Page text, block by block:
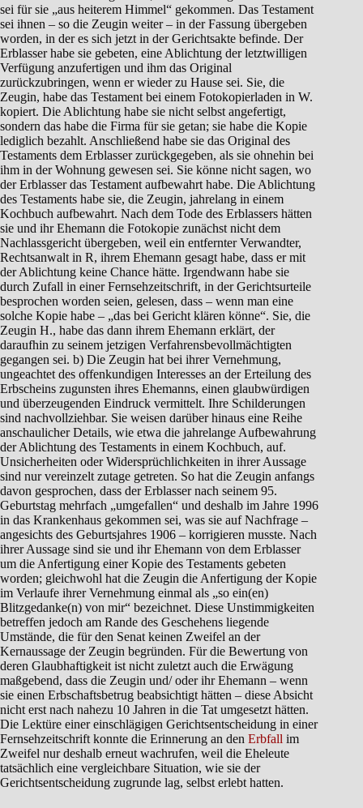
sei für sie „aus heiterem Himmel“ gekommen. Das Testament
sei ihnen – so die Zeugin weiter – in der Fassung übergeben
worden, in der es sich jetzt in der Gerichtsakte befinde. Der
Erblasser habe sie gebeten, eine Ablichtung der letztwilligen
Verfügung anzufertigen und ihm das Original
zurückzubringen, wenn er wieder zu Hause sei. Sie, die
Zeugin, habe das Testament bei einem Fotokopierladen in W.
kopiert. Die Ablichtung habe sie nicht selbst angefertigt,
sondern das habe die Firma für sie getan; sie habe die Kopie
lediglich bezahlt. Anschließend habe sie das Original des
Testaments dem Erblasser zurückgegeben, als sie ohnehin bei
ihm in der Wohnung gewesen sei. Sie könne nicht sagen, wo
der Erblasser das Testament aufbewahrt habe. Die Ablichtung
des Testaments habe sie, die Zeugin, jahrelang in einem
Kochbuch aufbewahrt. Nach dem Tode des Erblassers hätten
sie und ihr Ehemann die Fotokopie zunächst nicht dem
Nachlassgericht übergeben, weil ein entfernter Verwandter,
Rechtsanwalt in R, ihrem Ehemann gesagt habe, dass er mit
der Ablichtung keine Chance hätte. Irgendwann habe sie
durch Zufall in einer Fernsehzeitschrift, in der Gerichtsurteile
besprochen worden seien, gelesen, dass – wenn man eine
solche Kopie habe – „das bei Gericht klären könne“. Sie, die
Zeugin H., habe das dann ihrem Ehemann erklärt, der
daraufhin zu seinem jetzigen Verfahrensbevollmächtigten
gegangen sei. b) Die Zeugin hat bei ihrer Vernehmung,
ungeachtet des offenkundigen Interesses an der Erteilung des
Erbscheins zugunsten ihres Ehemanns, einen glaubwürdigen
und überzeugenden Eindruck vermittelt. Ihre Schilderungen
sind nachvollziehbar. Sie weisen darüber hinaus eine Reihe
anschaulicher Details, wie etwa die jahrelange Aufbewahrung
der Ablichtung des Testaments in einem Kochbuch, auf.
Unsicherheiten oder Widersprüchlichkeiten in ihrer Aussage
sind nur vereinzelt zutage getreten. So hat die Zeugin anfangs
davon gesprochen, dass der Erblasser nach seinem 95.
Geburtstag mehrfach „umgefallen“ und deshalb im Jahre 1996
in das Krankenhaus gekommen sei, was sie auf Nachfrage –
angesichts des Geburtsjahres 1906 – korrigieren musste. Nach
ihrer Aussage sind sie und ihr Ehemann von dem Erblasser
um die Anfertigung einer Kopie des Testaments gebeten
worden; gleichwohl hat die Zeugin die Anfertigung der Kopie
im Verlaufe ihrer Vernehmung einmal als „so ein(en)
Blitzgedanke(n) von mir“ bezeichnet. Diese Unstimmigkeiten
betreffen jedoch am Rande des Geschehens liegende
Umstände, die für den Senat keinen Zweifel an der
Kernaussage der Zeugin begründen. Für die Bewertung von
deren Glaubhaftigkeit ist nicht zuletzt auch die Erwägung
maßgebend, dass die Zeugin und/ oder ihr Ehemann – wenn
sie einen Erbschaftsbetrug beabsichtigt hätten – diese Absicht
nicht erst nach nahezu 10 Jahren in die Tat umgesetzt hätten.
Die Lektüre einer einschlägigen Gerichtsentscheidung in einer
Fernsehzeitschrift konnte die Erinnerung an den Erbfall im
Zweifel nur deshalb erneut wachrufen, weil die Eheleute
tatsächlich eine vergleichbare Situation, wie sie der
Gerichtsentscheidung zugrunde lag, selbst erlebt hatten.